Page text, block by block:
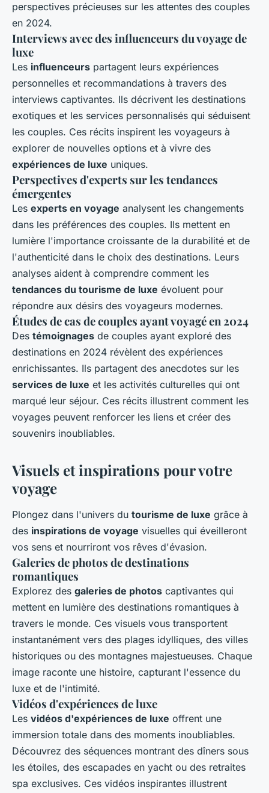
perspectives précieuses sur les attentes des couples
en 2024.
Interviews avec des influenceurs du voyage de
luxe
Les influenceurs partagent leurs expériences
personnelles et recommandations à travers des
interviews captivantes. Ils décrivent les destinations
exotiques et les services personnalisés qui séduisent
les couples. Ces récits inspirent les voyageurs à
explorer de nouvelles options et à vivre des
expériences de luxe uniques.
Perspectives d'experts sur les tendances
émergentes
Les experts en voyage analysent les changements
dans les préférences des couples. Ils mettent en
lumière l'importance croissante de la durabilité et de
l'authenticité dans le choix des destinations. Leurs
analyses aident à comprendre comment les
tendances du tourisme de luxe évoluent pour
répondre aux désirs des voyageurs modernes.
Études de cas de couples ayant voyagé en 2024
Des témoignages de couples ayant exploré des
destinations en 2024 révèlent des expériences
enrichissantes. Ils partagent des anecdotes sur les
services de luxe et les activités culturelles qui ont
marqué leur séjour. Ces récits illustrent comment les
voyages peuvent renforcer les liens et créer des
souvenirs inoubliables.
Visuels et inspirations pour votre
voyage
Plongez dans l'univers du tourisme de luxe grâce à
des inspirations de voyage visuelles qui éveilleront
vos sens et nourriront vos rêves d'évasion.
Galeries de photos de destinations
romantiques
Explorez des galeries de photos captivantes qui
mettent en lumière des destinations romantiques à
travers le monde. Ces visuels vous transportent
instantanément vers des plages idylliques, des villes
historiques ou des montagnes majestueuses. Chaque
image raconte une histoire, capturant l'essence du
luxe et de l'intimité.
Vidéos d'expériences de luxe
Les vidéos d'expériences de luxe offrent une
immersion totale dans des moments inoubliables.
Découvrez des séquences montrant des dîners sous
les étoiles, des escapades en yacht ou des retraites
spa exclusives. Ces vidéos inspirantes illustrent